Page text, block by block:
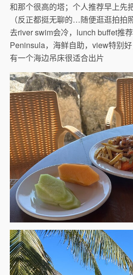
和那个很高的塔；个人推荐早上先
（反正都挺无聊的…随便逛逛拍拍
去river swim会冷，lunch buffet推
Peninsula，海鲜自助，view特别
有一个海边吊床很适合出片